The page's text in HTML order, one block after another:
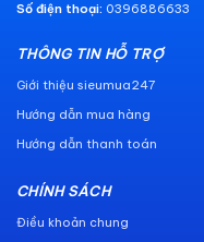
Số điện thoại: 0396886633
THÔNG TIN HỖ TRỢ
Giới thiệu sieumua247
Hướng dẫn mua hàng
Hướng dẫn thanh toán
CHÍNH SÁCH
Điều khoản chung